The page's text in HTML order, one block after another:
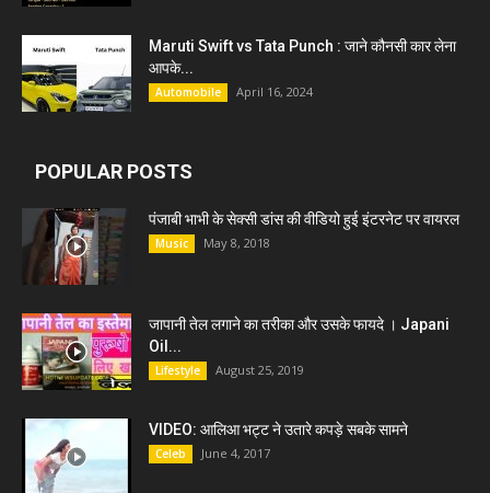
Maruti Swift vs Tata Punch : जाने कौनसी कार लेना
आपके...
Automobile April 16, 2024
POPULAR POSTS
पंजाबी भाभी के सेक्सी डांस की वीडियो हुई इंटरनेट पर वायरल
Music May 8, 2018
जापानी तेल लगाने का तरीका और उसके फायदे । Japani
Oil...
Lifestyle August 25, 2019
VIDEO: आलिआ भट्ट ने उतारे कपड़े सबके सामने
Celeb June 4, 2017